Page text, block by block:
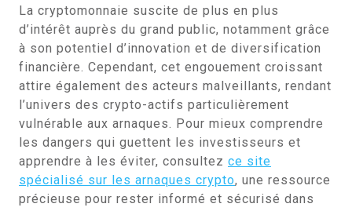
La cryptomonnaie suscite de plus en plus
d’intérêt auprès du grand public, notamment grâce
à son potentiel d’innovation et de diversification
financière. Cependant, cet engouement croissant
attire également des acteurs malveillants, rendant
l’univers des crypto-actifs particulièrement
vulnérable aux arnaques. Pour mieux comprendre
les dangers qui guettent les investisseurs et
apprendre à les éviter, consultez ce site
spécialisé sur les arnaques crypto, une ressource
précieuse pour rester informé et sécurisé dans